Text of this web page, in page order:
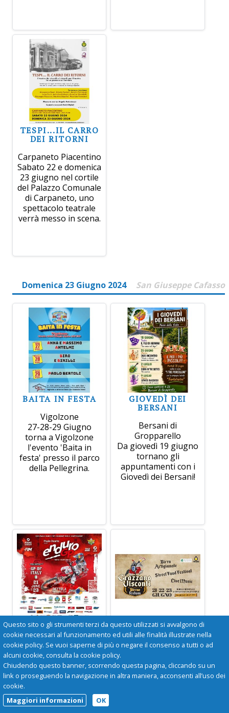
TESPI...IL CARRO
DEI RITORNI
Carpaneto Piacentino
Sabato 22 e domenica
23 giugno nel cortile
del Palazzo Comunale
di Carpaneto, uno
spettacolo teatrale
verrà messo in scena.
Domenica 23 Giugno 2024 San Giuseppe Cafasso
BAITA IN FESTA
Vigolzone
27-28-29 Giugno
torna a Vigolzone
l'evento 'Baita in
festa' presso il parco
della Pellegrina.
GIOVEDÌ DEI
BERSANI
Bersani di
Gropparello
Da giovedì 19 giugno
tornano gli
appuntamenti con i
Giovedì dei Bersani!
CAMPIONATO
MONDIALE
ENDURO GP
Bettola
21-22-23 giugno
BIRRAE FESTUM
Grazzano Visconti
borgo neomedievale
di Grazzano Visconti
Questo sito o gli strumenti terzi da questo utilizzati si avvalgono di
cookie necessari al funzionamento ed utili alle finalità illustrate nella
cookie policy. Se vuoi saperne di più o negare il consenso a tutti o ad
alcuni cookie, consulta la cookie policy.
Chiudendo questo banner, scorrendo questa pagina, cliccando su un
link o proseguendo la navigazione in altra maniera, acconsenti all’uso dei
cookie.
Maggiori informazioni
OK